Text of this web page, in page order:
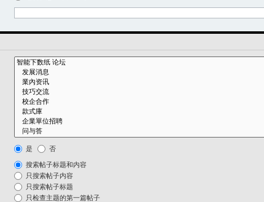
是 否
搜索帖子标题和内容
只搜索帖子内容
只搜索帖子标题
只检查主题的第一篇帖子